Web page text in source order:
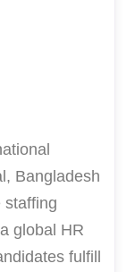
Bangladesh
staffing
global HR
fulfill